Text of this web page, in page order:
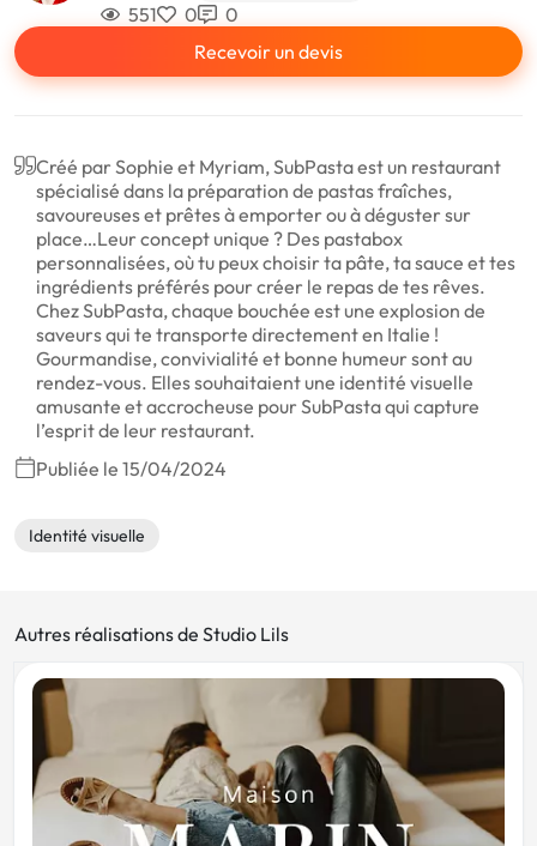
551 0
0
Recevoir un devis
Créé par Sophie et Myriam, SubPasta est un restaurant
spécialisé dans la préparation de pastas fraîches,
savoureuses et prêtes à emporter ou à déguster sur
place…Leur concept unique ? Des pastabox
personnalisées, où tu peux choisir ta pâte, ta sauce et tes
ingrédients préférés pour créer le repas de tes rêves.
Chez SubPasta, chaque bouchée est une explosion de
saveurs qui te transporte directement en Italie !
Gourmandise, convivialité et bonne humeur sont au
rendez-vous. Elles souhaitaient une identité visuelle
amusante et accrocheuse pour SubPasta qui capture
l’esprit de leur restaurant.
Publiée le 15/04/2024
Identité visuelle
Autres réalisations de Studio Lils